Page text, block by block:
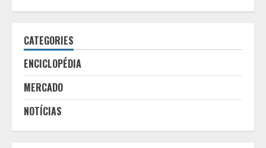
CATEGORIES
ENCICLOPÉDIA
MERCADO
NOTÍCIAS